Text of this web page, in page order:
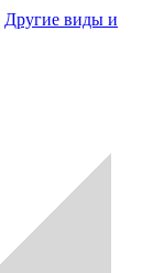
Другие виды и